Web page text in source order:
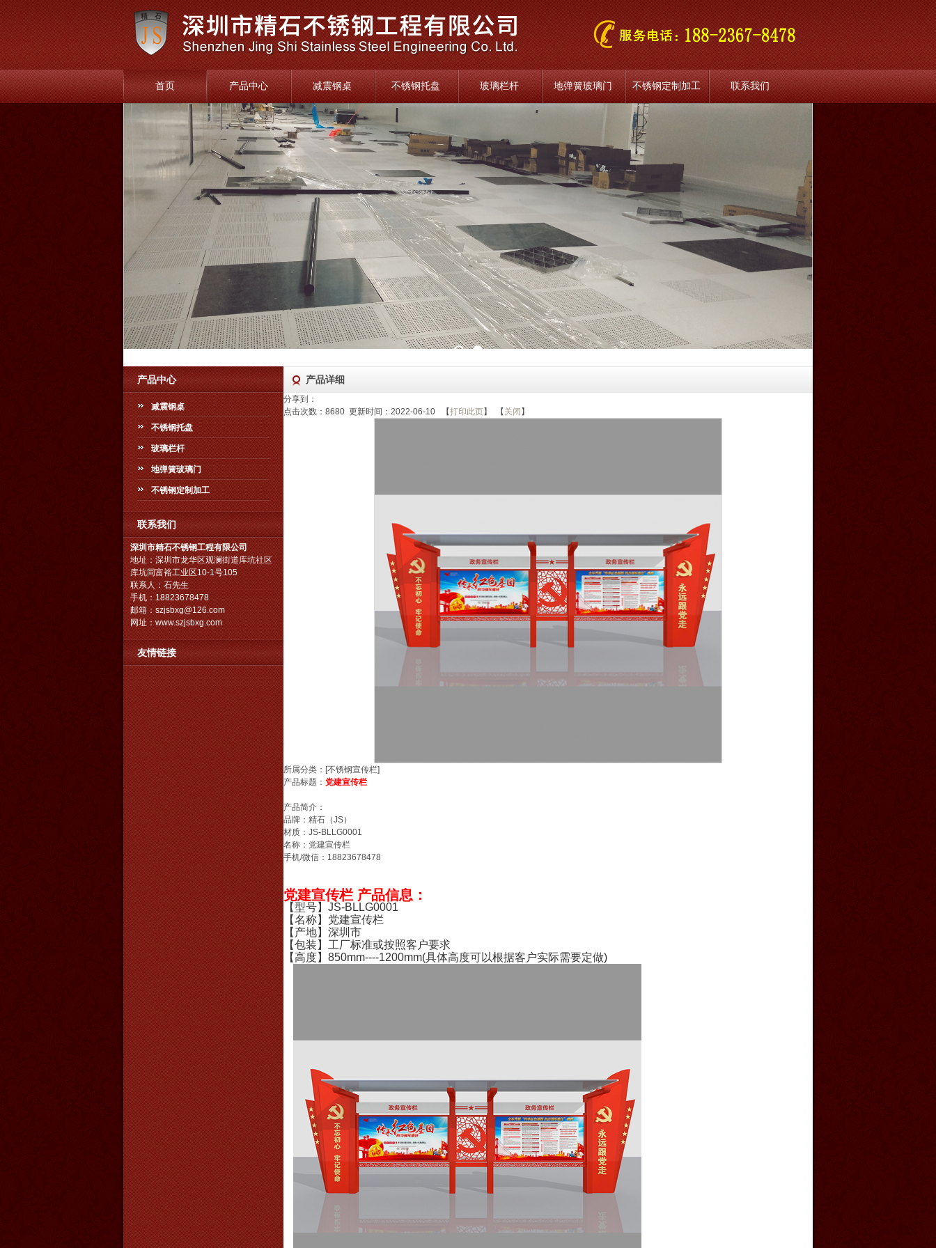
首页 产品中心 减震钢桌 不锈钢托盘 玻璃栏杆 地弹簧玻璃门 不锈钢定制加工 联系我们
产品中心
减震钢桌
不锈钢托盘
玻璃栏杆
地弹簧玻璃门
不锈钢定制加工
联系我们
深圳市精石不锈钢工程有限公司
地址：深圳市龙华区观澜街道库坑社区
库坑同富裕工业区10-1号105
联系人：石先生
手机：18823678478
邮箱：szjsbxg@126.com
网址：www.szjsbxg.com
友情链接
产品详细
分享到：
点击次数： 8680 更新时间：2022-06-10 【打印此页】 【 关闭 】
所属分类：[不锈钢宣传栏]
产品标题： 党建宣传栏
产品简介：
品牌：精石（JS）
材质：JS-BLLG0001
名称： 党建宣传栏
手机/微信：18823678478
党建宣传栏 产品信息：
【型号】JS-BLLG0001
【名称】党建宣传栏
【产地】深圳市
【包装】工厂标准或按照客户要求
【高度】850mm----1200mm(具体高度可以根据客户实际需要定做)